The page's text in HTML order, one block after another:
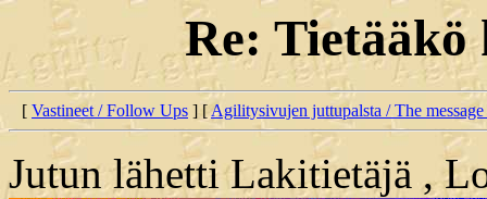
Re: Tietääkö
[ Vastineet / Follow Ups ] [Agilitysivujen juttupalsta / The
Jutun lähetti Lakitietäjä ,